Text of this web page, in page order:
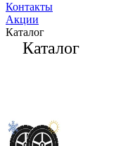
Контакты
Акции
Каталог
Каталог